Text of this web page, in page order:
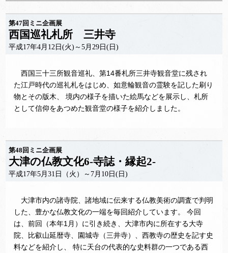
第47回ミニ企画展
西国巡礼札所 三井寺
平成17年4月12日(火)～5月29日(日)
西国三十三所観音巡礼、第14番札所三井寺観音堂に残され
た江戸時代の巡礼札をはじめ、如意輪観音の霊験を記した刷り
物とその版木、 境内の様子を描いた絵馬などを展示し、札所
として信仰をあつめた観音堂の様子を紹介しました。
第48回ミニ企画展
大津の仏教文化6-寺誌・縁起2-
平成17年5月31日（火）～7月10日(日)
大津市内の諸寺院、諸地域に伝来する仏教美術の調査で判明
した、豊かな仏教文化の一端を毎回紹介しています。 今回
は、前回（本年1月）に引き続き、大津市内に所在する大寺
院、比叡山延暦寺、園城寺（三井寺）、西教寺の歴史を記す史
料などを紹介し、 特に天台の代表的な史料群の一つである西